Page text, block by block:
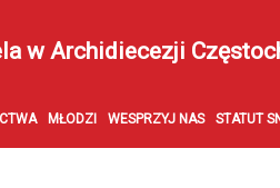
w Archidiecezji
MŁODZI WESPRZYJ NAS STATUT